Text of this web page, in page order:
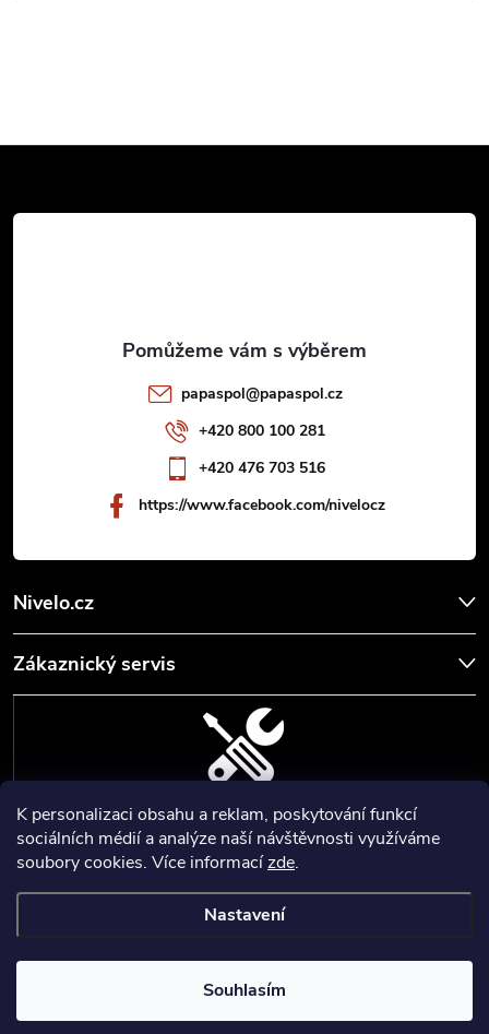
K personalizaci obsahu a reklam, poskytování funkcí
sociálních médií a analýze naší návštěvnosti využíváme
soubory cookies. Více informacízde.
Nastavení
Souhlasím
á
Nivelo.cz
Zákaznický servis
papaspol@papaspol.cz
+420 800 100 281
+420 476 703 516
https://www.facebook.com/nivelocz
SERVIS, SEŘÍZENÍ A KALIBRACE
Zajišťujeme servisní a kalibrační služby geodetických a stavebních
přístrojů a pomůcek.
Vytvořil Shoptet
cookies
Nastartoval